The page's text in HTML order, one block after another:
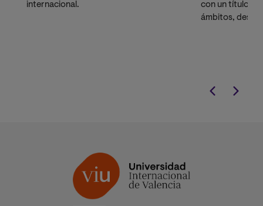
internacional.
con un título
ámbitos, desde